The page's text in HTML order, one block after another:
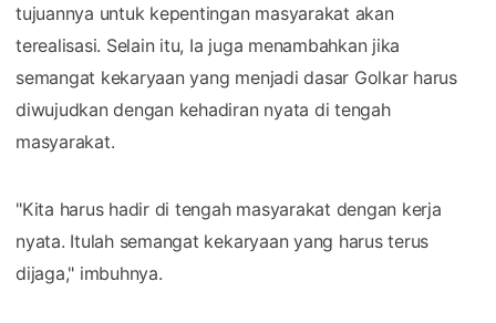
tujuannya untuk kepentingan masyarakat akan
terealisasi. Selain itu, Ia juga menambahkan jika
semangat kekaryaan yang menjadi dasar Golkar harus
diwujudkan dengan kehadiran nyata di tengah
masyarakat.
"Kita harus hadir di tengah masyarakat dengan kerja
nyata. Itulah semangat kekaryaan yang harus terus
dijaga," imbuhnya.